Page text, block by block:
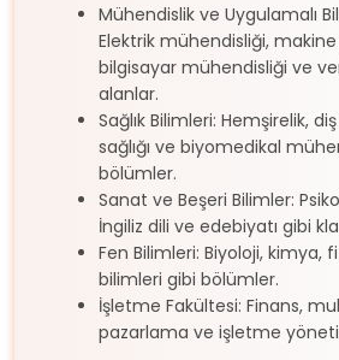
Mühendislik ve Uygulamalı
Elektrik mühendisliği,
bilgisayar mühendisliği ve
alanlar.
Sağlık Bilimleri: Hemşirelik,
sağlığı ve biyomedikal
bölümler.
Sanat ve Beşeri Bilimler:
İngiliz dili ve edebiyatı gibi
Fen Bilimleri: Biyoloji, kimya,
bilimleri gibi bölümler.
İşletme Fakültesi: Finans,
pazarlama ve işletme